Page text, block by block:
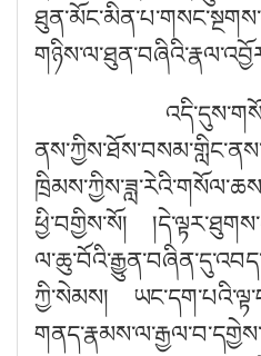
ཕྱི་བགྱིས་སོ།
ཀྱི་སེམས།